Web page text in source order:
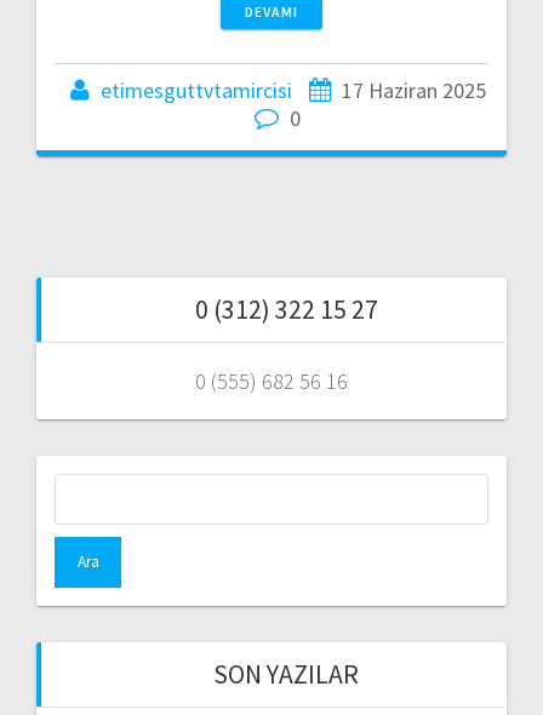
DEVAMI
etimesguttvtamircisi
17 Haziran 2025
0
0 (312) 322 15 27
0 (555) 682 56 16
SON YAZILAR